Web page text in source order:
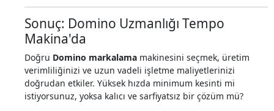
Sonuç: Domino Uzmanlığı Tempo
Makina'da
Doğru Domino markalama makinesini seçmek, üretim
verimliliğinizi ve uzun vadeli işletme maliyetlerinizi
doğrudan etkiler. Yüksek hızda minimum kesinti mi
istiyorsunuz, yoksa kalıcı ve sarfiyatsız bir çözüm mü?